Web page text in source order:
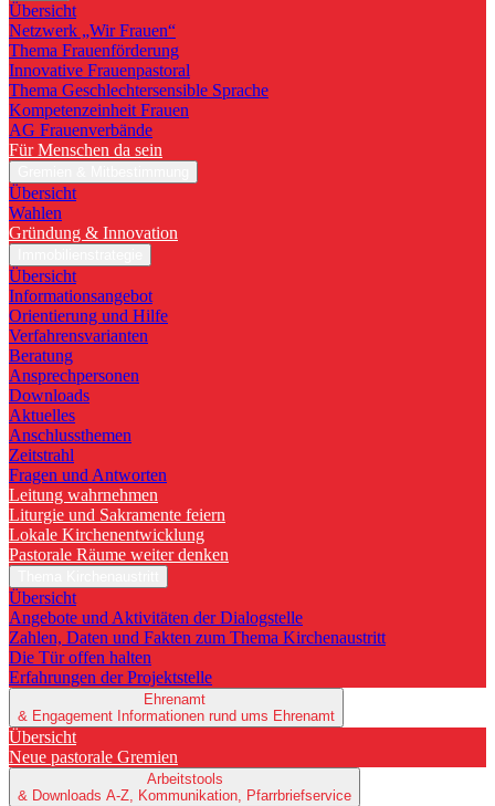
Übersicht
Netzwerk „Wir Frauen“
Thema Frauenförderung
Innovative Frauenpastoral
Thema Geschlechtersensible Sprache
Kompetenzeinheit Frauen
AG Frauenverbände
Für Menschen da sein
Übersicht
Wahlen
Gründung & Innovation
Übersicht
Informationsangebot
Orientierung und Hilfe
Verfahrensvarianten
Beratung
Ansprechpersonen
Downloads
Aktuelles
Anschlussthemen
Zeitstrahl
Fragen und Antworten
Leitung wahrnehmen
Liturgie und Sakramente feiern
Lokale Kirchenentwicklung
Pastorale Räume weiter denken
Übersicht
Angebote und Aktivitäten der Dialogstelle
Zahlen, Daten und Fakten zum Thema Kirchenaustritt
Die Tür offen halten
Erfahrungen der Projektstelle
Ehrenamt
& Engagement Informationen rund ums Ehrenamt
Übersicht
Neue pastorale Gremien
Arbeitstools
& Downloads A-Z, Kommunikation, Pfarrbriefservice